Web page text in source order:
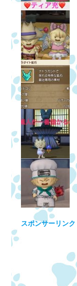
スポンサーリンク